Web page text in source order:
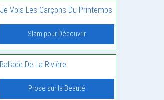
Je Vois Les Garçons Du Printemps
Slam pour Découvrir
Ballade De La Rivière
Prose sur la Beauté